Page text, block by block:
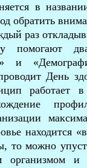
в
обратить
раз
помогают
и
День
работает
находится
то можно
организмом и